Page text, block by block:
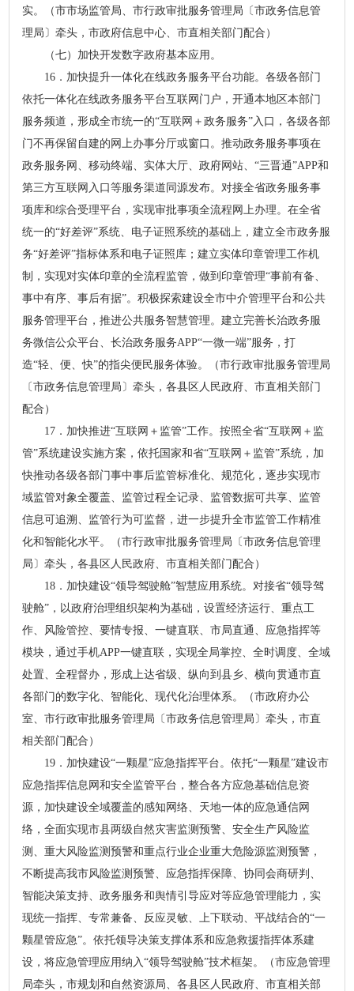
实。（市市场监管局、市行政审批服务管理局〔市政务信息管
理局〕牵头，市政府信息中心、市直相关部门配合）
（七）加快开发数字政府基本应用。
16．加快提升一体化在线政务服务平台功能。各级各部门
依托一体化在线政务服务平台互联网门户，开通本地区本部门
服务频道，形成全市统一的“互联网＋政务服务”入口，各级各部
门不再保留自建的网上办事分厅或窗口。推动政务服务事项在
政务服务网、移动终端、实体大厅、政府网站、“三晋通”APP和
第三方互联网入口等服务渠道同源发布。对接全省政务服务事
项库和综合受理平台，实现审批事项全流程网上办理。在全省
统一的“好差评”系统、电子证照系统的基础上，建立全市政务服
务“好差评”指标体系和电子证照库；建立实体印章管理工作机
制，实现对实体印章的全流程监管，做到印章管理“事前有备、
事中有序、事后有据”。积极探索建设全市中介管理平台和公共
服务管理平台，推进公共服务智慧管理。建立完善长治政务服
务微信公众平台、长治政务服务APP“一微一端”服务，打
造“轻、便、快”的指尖便民服务体验。（市行政审批服务管理局
〔市政务信息管理局〕牵头，各县区人民政府、市直相关部门
配合）
17．加快推进“互联网＋监管”工作。按照全省“互联网＋监
管”系统建设实施方案，依托国家和省“互联网＋监管”系统，加
快推动各级各部门事中事后监管标准化、规范化，逐步实现市
域监管对象全覆盖、监管过程全记录、监管数据可共享、监管
信息可追溯、监管行为可监督，进一步提升全市监管工作精准
化和智能化水平。（市行政审批服务管理局〔市政务信息管理
局〕牵头，各县区人民政府、市直相关部门配合）
18．加快建设“领导驾驶舱”智慧应用系统。对接省“领导驾
驶舱”，以政府治理组织架构为基础，设置经济运行、重点工
作、风险管控、要情专报、一键直联、市局直通、应急指挥等
模块，通过手机APP一键直联，实现全局掌控、全时调度、全域
处置、全程督办，形成上达省级、纵向到县乡、横向贯通市直
各部门的数字化、智能化、现代化治理体系。（市政府办公
室、市行政审批服务管理局〔市政务信息管理局〕牵头，市直
相关部门配合）
19．加快建设“一颗星”应急指挥平台。依托“一颗星”建设市
应急指挥信息网和安全监管平台，整合各方应急基础信息资
源，加快建设全域覆盖的感知网络、天地一体的应急通信网
络，全面实现市县两级自然灾害监测预警、安全生产风险监
测、重大风险监测预警和重点行业企业重大危险源监测预警，
不断提高我市风险监测预警、应急指挥保障、协同会商研判、
智能决策支持、政务服务和舆情引导应对等应急管理能力，实
现统一指挥、专常兼备、反应灵敏、上下联动、平战结合的“一
颗星管应急”。依托领导决策支撑体系和应急救援指挥体系建
设，将应急管理应用纳入“领导驾驶舱”技术框架。（市应急管理
局牵头，市规划和自然资源局、各县区人民政府、市直相关部